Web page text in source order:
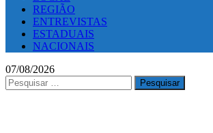
REGIÃO
ENTREVISTAS
ESTADUAIS
NACIONAIS
07/08/2026
Pesquisar
por: